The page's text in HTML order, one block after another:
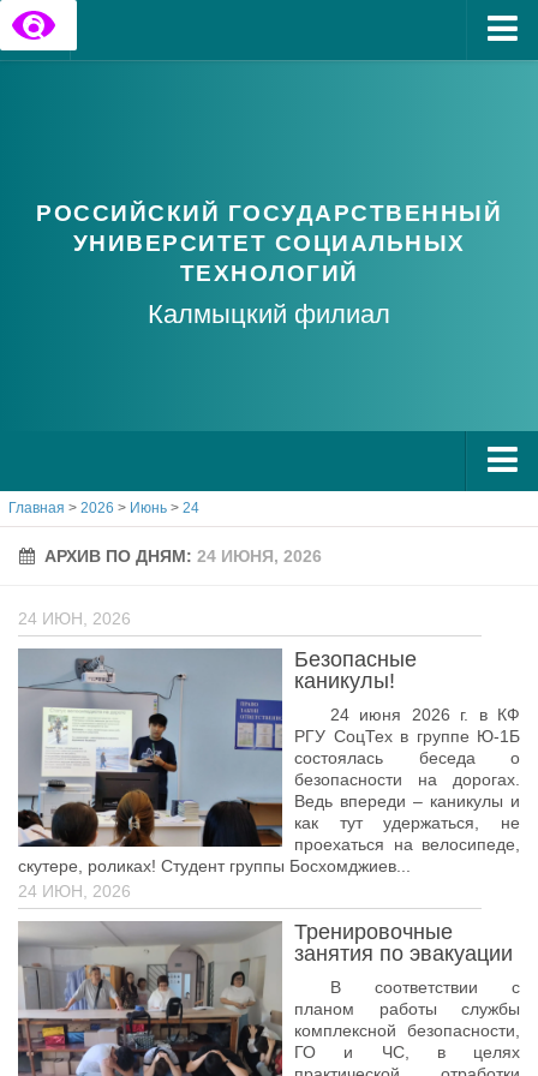
Часто задаваемые вопросы
РОССИЙСКИЙ ГОСУДАРСТВЕННЫЙ
УНИВЕРСИТЕТ СОЦИАЛЬНЫХ
ТЕХНОЛОГИЙ
Калмыцкий филиал
О РГУ СоцТех
Учёный совет
История университета
Контакты РГУ СоцТех
Сведения об образовательной организации
Абитуриенту
Рейтинговые списки
Рекомендованные к зачислению
Приказы о зачислении
Студенту
Личный кабинет
Расписание учебных занятий студентов на 2-ое
полугодие
Коллективные творческие дела
Главная > 2026 > Июнь > 24
АРХИВ ПО ДНЯМ: 24 ИЮНЯ, 2026
24 ИЮН, 2026
Безопасные
каникулы!
24 июня 2026 г. в КФ
РГУ СоцТех в группе Ю-1Б
состоялась беседа о
безопасности на дорогах.
Ведь впереди – каникулы и
как тут удержаться, не
проехаться на велосипеде,
скутере, роликах! Студент группы Босхомджиев...
24 ИЮН, 2026
Тренировочные
занятия по эвакуации
В соответствии с
планом работы службы
комплексной безопасности,
ГО и ЧС, в целях